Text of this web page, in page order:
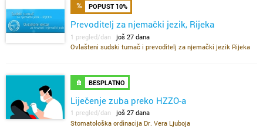
POPUST 10%
Prevoditelj za njemački jezik, Rijeka
1 pregled/dan još 27 dana
Ovlašteni sudski tumač i prevoditelj za njemački jezik Rijeka
BESPLATNO
Liječenje zuba preko HZZO-a
1 pregled/dan još 27 dana
Stomatološka ordinacija Dr. Vera Ljuboja